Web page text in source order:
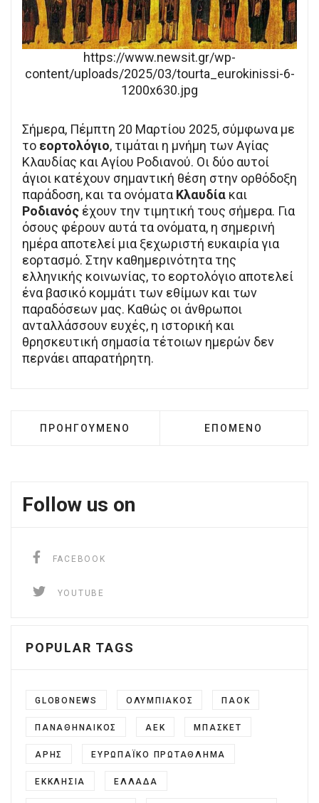
https://www.newsit.gr/wp-
content/uploads/2025/03/tourta_eurokinissi-6-
1200x630.jpg
Σήμερα, Πέμπτη 20 Μαρτίου 2025, σύμφωνα με
το εορτολόγιο, τιμάται η μνήμη των Αγίας
Κλαυδίας και Αγίου Ροδιανού. Οι δύο αυτοί
άγιοι κατέχουν σημαντική θέση στην ορθόδοξη
παράδοση, και τα ονόματαΚλαυδία και
Ροδιανός έχουν την τιμητική τους σήμερα. Για
όσους φέρουν αυτά τα ονόματα, η σημερινή
ημέρα αποτελεί μια ξεχωριστή ευκαιρία για
εορτασμό. Στην καθημερινότητα της
ελληνικής κοινωνίας, το εορτολόγιο αποτελεί
ένα βασικό κομμάτι των εθίμων και των
παραδόσεων μας. Καθώς οι άνθρωποι
ανταλλάσσουν ευχές, η ιστορική και
θρησκευτική σημασία τέτοιων ημερών δεν
περνάει απαρατήρητη.
ΠΡΟΗΓΟΎΜΕΝΟ ΆΡΘΡΟ: ΠΟΙΟΙ ΓΙΟΡΤΆΖΟΥΝ
ΠΡΟΗΓΟΎΜΕΝΟ ΕΠΌΜΕΝΟ ΆΡΘΡΟ:
ΕΠΌΜΕΝΟ
Follow us on
facebook
FACEBOOK
YouTube
YOUTUBE
POPULAR TAGS
GLOBONEWS ΟΛΥΜΠΙΑΚΌΣ ΠΑΟΚ
ΠΑΝΑΘΗΝΑΙΚΟΣ ΑΕΚ ΜΠΑΣΚΕΤ
ΆΡΗΣ ΕΥΡΩΠΑΪΚΌ ΠΡΩΤΆΘΛΗΜΑ
ΕΚΚΛΗΣΊΑ ΕΛΛΆΔΑ